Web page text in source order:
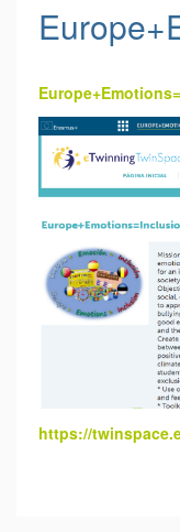
https://